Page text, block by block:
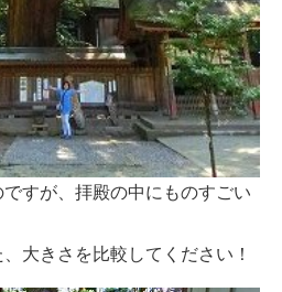
すが、拝殿の中にものすごい
大きさを比較してください！